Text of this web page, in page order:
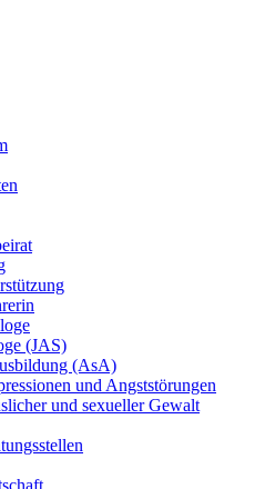
(JAS)
(AsA)
und Angststörungen
und sexueller Gewalt